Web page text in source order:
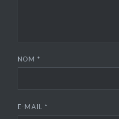
NOM*
E-MAIL *